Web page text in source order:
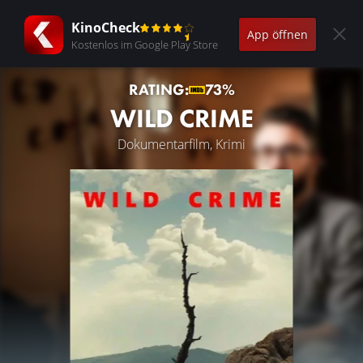
KinoCheck
Kostenlos im Google Play Store
App öffnen
RATING: 73%
WILD CRIME
Dokumentarfilm, Krimi